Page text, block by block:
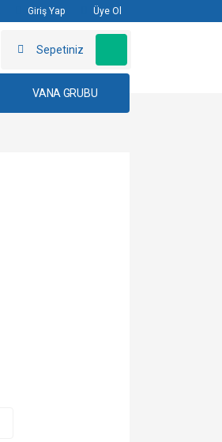
Giriş Yap Üye Ol
Sepetiniz
VANA GRUBU